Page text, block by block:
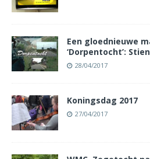
Een gloednieuwe
‘Dorpentocht’:
28/04/2017
Koningsdag 2017
27/04/2017